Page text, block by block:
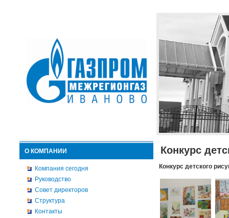
О КОМПАНИИ
Компания сегодня
Руководство
Совет директоров
Структура
Контакты
Конкурс
Конкурс детского